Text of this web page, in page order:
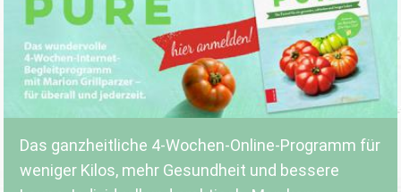
Das ganzheitliche 4-Wochen-Online-Programm für
weniger Kilos, mehr Gesundheit und bessere